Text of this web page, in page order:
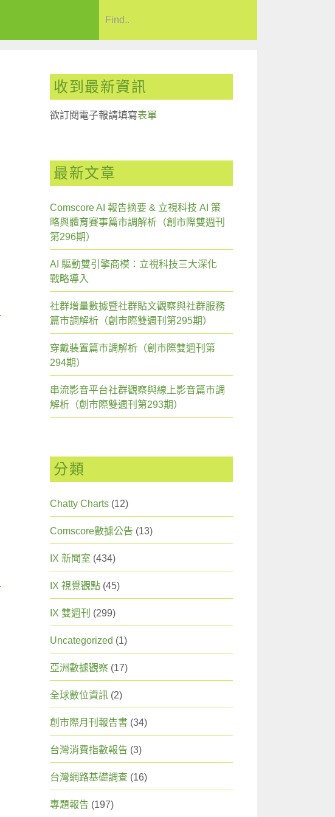
收到最新資訊
欲訂閱電子報請填寫表單
最新文章
Comscore AI 報告摘要 & 立視科技 AI 策
略與體育賽事篇市調解析（創市際雙週刊
第296期）
AI 驅動雙引擎商模：立視科技三大深化
戰略導入
社群增量數據暨社群貼文觀察與社群服務
篇市調解析（創市際雙週刊第295期）
穿戴裝置篇市調解析（創市際雙週刊第
294期）
串流影音平台社群觀察與線上影音篇市調
解析（創市際雙週刊第293期）
分類
Chatty Charts (12)
Comscore數據公告 (13)
IX 新聞室 (434)
IX 視覺觀點 (45)
IX 雙週刊 (299)
Uncategorized (1)
亞洲數據觀察 (17)
全球數位資訊 (2)
創市際月刊報告書 (34)
台灣消費指數報告 (3)
台灣網路基礎調查 (16)
專題報告 (197)